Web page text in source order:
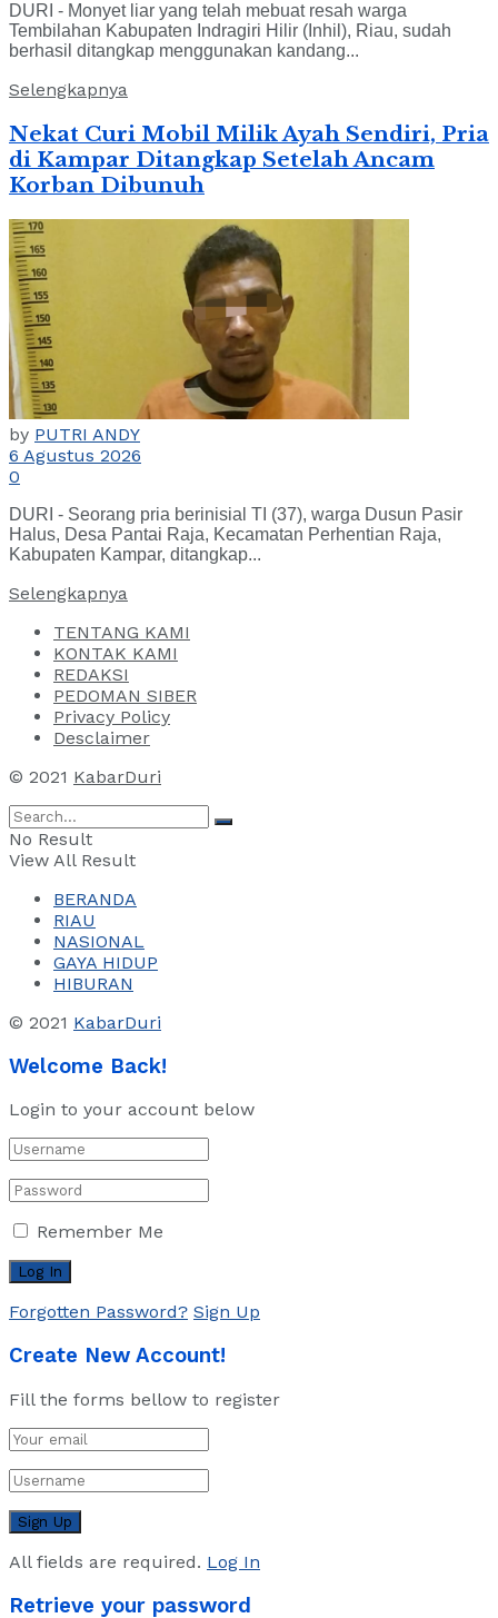
DURI - Monyet liar yang telah mebuat resah warga
Tembilahan Kabupaten Indragiri Hilir (Inhil), Riau, sudah
berhasil ditangkap menggunakan kandang...
Selengkapnya
Nekat Curi Mobil Milik Ayah Sendiri, Pria
di Kampar Ditangkap Setelah Ancam
Korban Dibunuh
by PUTRI ANDY
6 Agustus 2026
0
DURI - Seorang pria berinisial TI (37), warga Dusun Pasir
Halus, Desa Pantai Raja, Kecamatan Perhentian Raja,
Kabupaten Kampar, ditangkap...
Selengkapnya
TENTANG KAMI
KONTAK KAMI
REDAKSI
PEDOMAN SIBER
Privacy Policy
Desclaimer
© 2021 KabarDuri
No Result
View All Result
BERANDA
RIAU
NASIONAL
GAYA HIDUP
HIBURAN
© 2021 KabarDuri
Welcome Back!
Login to your account below
Remember Me
Forgotten Password? Sign Up
Create New Account!
Fill the forms bellow to register
All fields are required. Log In
Retrieve your password